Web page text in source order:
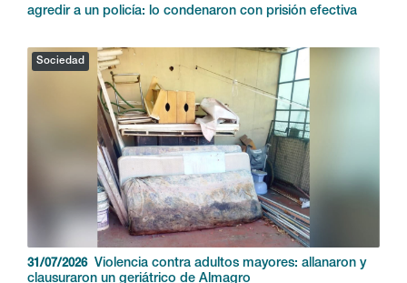
clausuraron un geriátrico de Almagro
Sociedad
30/07/2026
Alerta sobre la alta peligrosidad de un cóctel
inédito de drogas sintéticas